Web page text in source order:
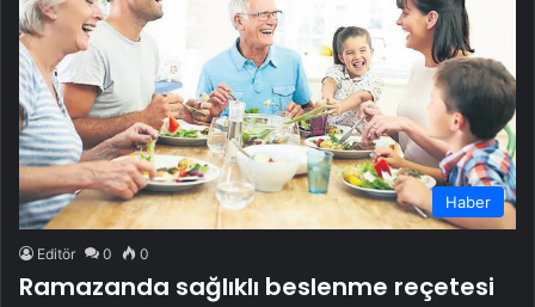
Haber
Editör 0 0
Ramazanda sağlıklı beslenme reçetesi